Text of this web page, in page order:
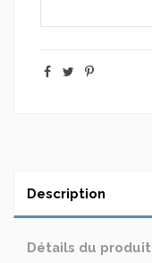
Description
Détails du produit